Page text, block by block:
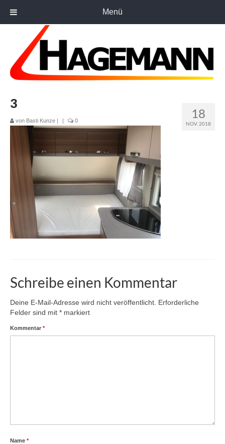
18
NOV. 2018
3
von Basti Kunze | | 0
Schreibe einen Kommentar
Deine E-Mail-Adresse wird nicht veröffentlicht. Erforderliche
Felder sind mit * markiert
Kommentar *
Name *
Menü